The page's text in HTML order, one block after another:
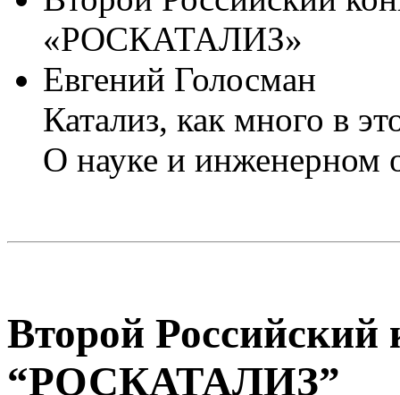
«РОСКАТАЛИЗ»
Евгений Голосман
Катализ, как много в
О науке и инженерном
Второй Российский
“РОСКАТАЛИЗ”